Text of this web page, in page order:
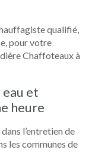
qualifié,
pour votre
Chaffoteaux à
et
heure
l’entretien de
les communes de